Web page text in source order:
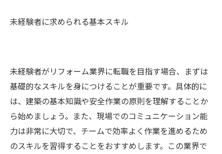
未経験者に求められる基本スキル
未経験者がリフォーム業界に転職を目指す場合、まずは
基礎的なスキルを身につけることが重要です。具体的に
は、建築の基本知識や安全作業の原則を理解することか
ら始めましょう。また、現場でのコミュニケーション能
力は非常に大切で、チームで効率よく作業を進めるため
のスキルを習得することをおすすめします。この業界で